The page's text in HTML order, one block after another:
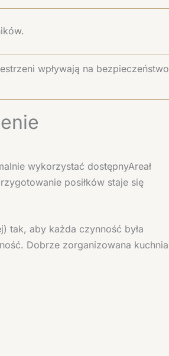
wpływają na bezpieczeństwo
wykorzystać dostępnyAreał
posiłków staje się
tak, aby każda czynność była
Dobrze zorganizowana kuchnia